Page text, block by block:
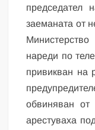
председател
заеманата от
нареди по
привикван на
обвиняван от
арестуваха